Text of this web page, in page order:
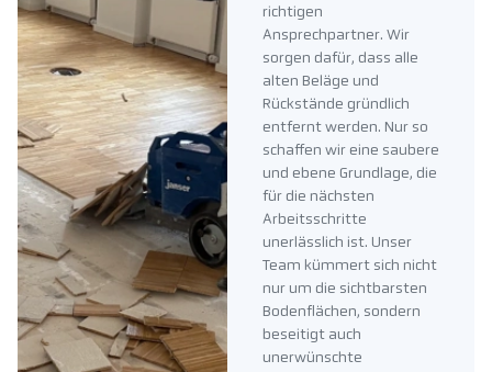
richtigen
Ansprechpartner. Wir
sorgen dafür, dass alle
alten Beläge und
Rückstände gründlich
entfernt werden. Nur so
schaffen wir eine saubere
und ebene Grundlage, die
für die nächsten
Arbeitsschritte
unerlässlich ist. Unser
Team kümmert sich nicht
nur um die sichtbarsten
Bodenflächen, sondern
beseitigt auch
unerwünschte